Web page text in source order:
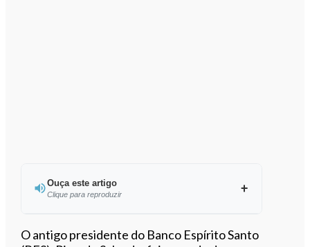
Ouça este artigo
Clique para reproduzir
Ouvir este artigo
O antigo presidente do Banco Espírito Santo